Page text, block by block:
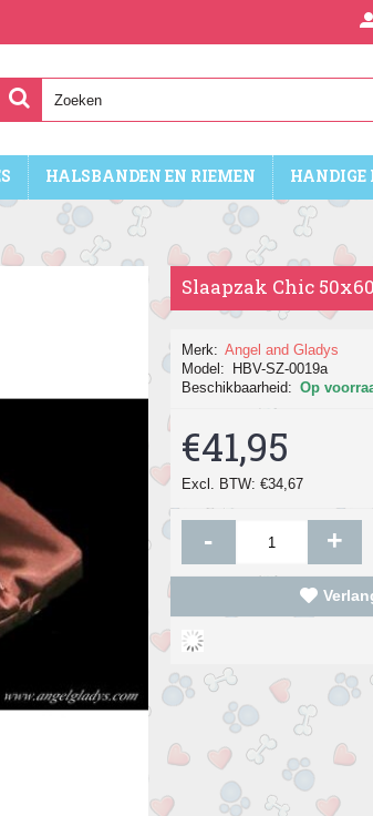
HALSBANDEN EN RIEMEN HANDIGE
Slaapzak Chic
Merk: Angel and Gladys
Model:
HBV-SZ-0019a
Beschikbaarheid: Op
€41,95
Excl. BTW: €34,67
- +